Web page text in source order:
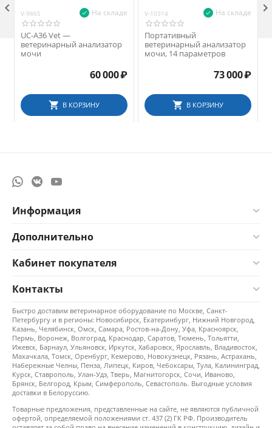
V-9865 На складе
UC-A36 Vet —
ветеринарный анализатор
мочи
60 000₽
В КОРЗИНУ
V-10314 На складе
Портативный
ветеринарный анализатор
мочи, 14 параметров
73 000₽
В КОРЗИНУ
 
Информация
Дополнительно
Кабинет покупателя
Контакты
Быстро доставим ветеринарное оборудование по Москве, Санкт-
Петербургу и в регионы: Новосибирск, Екатеринбург, Нижний Новгород,
Казань, Челябинск, Омск, Самара, Ростов-на-Дону, Уфа, Красноярск,
Пермь, Воронеж, Волгоград, Краснодар, Саратов, Тюмень, Тольятти,
Ижевск, Барнаул, Ульяновск, Иркутск, Хабаровск, Ярославль, Владивосток,
Махачкала, Томск, Оренбург, Кемерово, Новокузнецк, Рязань, Астрахань,
Набережные Челны, Пенза, Липецк, Киров, Чебоксары, Тула, Калининград,
Курск, Ставрополь, Улан-Удэ, Тверь, Магнитогорск, Сочи, Иваново,
Брянск, Белгород, Крым, Симферополь, Севастополь. Выгодные условия
доставки в Белоруссию.
Товарные предложения, представленные на сайте, не являются публичной
офертой, определяемой положениями ст. 437 (2) ГК РФ. Производитель